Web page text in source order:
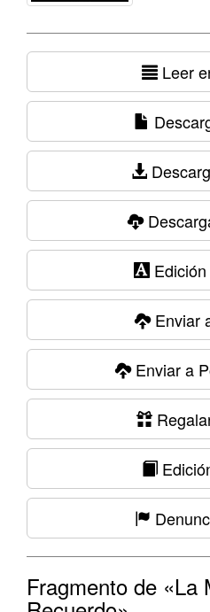
Leer
Edición
Enviar
Enviar a
Fragmento de «La